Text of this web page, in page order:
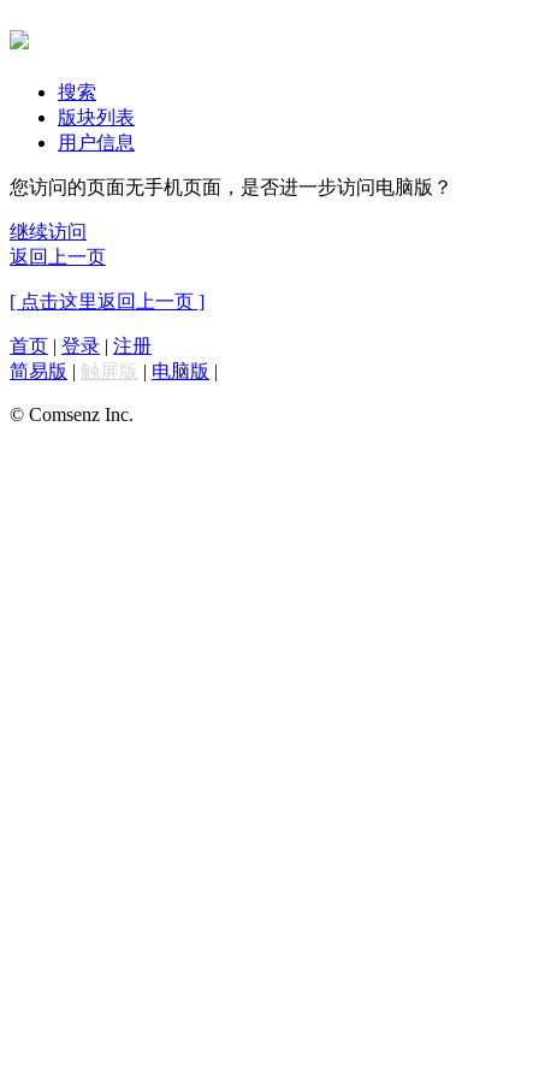
搜索
版块列表
用户信息
您访问的页面无手机页面，是否进一步访问电脑版？
继续访问
返回上一页
[ 点击这里返回上一页 ]
首页 | 登录 | 注册
简易版 | 触屏版 | 电脑版 |
© Comsenz Inc.